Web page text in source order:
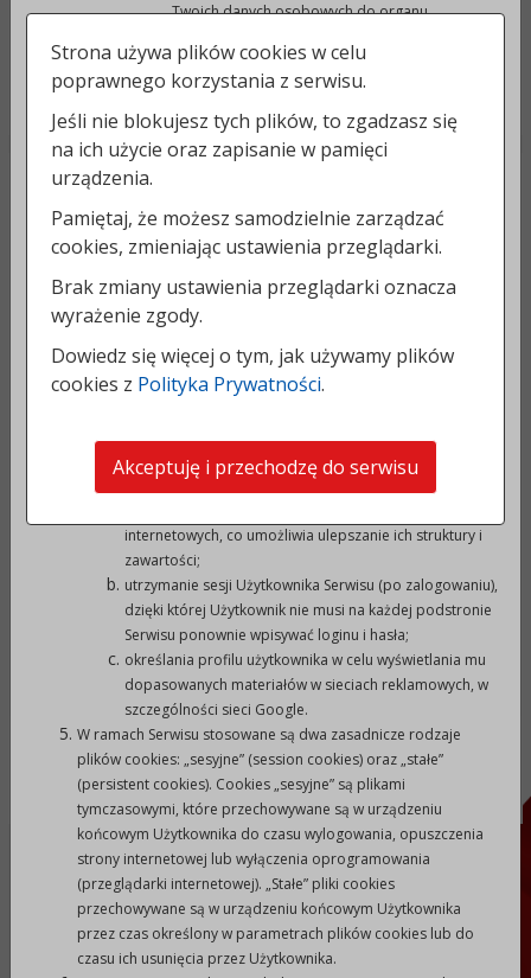
Rejestr zmian
Powrót do poprzedniej strony »
DANE ADRESOWE:
Urząd Miejski w Prudniku
ul. Kościuszki 3
KONTAKT:
77 40 66 200-202
um@prudnik.pl
strona www:prudnik.pl
INFORMACJE DODATKOWE:
NIP: 755 19 11 362
REGON: 531413188
Numer konta: 57 8905 0000 2001 0000 0215 0104
Deklaracja dostępności
Polityka prywatności
Strona używa plików cookies w celu
poprawnego korzystania z serwisu.
Jeśli nie blokujesz tych plików, to zgadzasz się
na ich użycie oraz zapisanie w pamięci
urządzenia.
Pamiętaj, że możesz samodzielnie zarządzać
cookies, zmieniając ustawienia przeglądarki.
Brak zmiany ustawienia przeglądarki oznacza
wyrażenie zgody.
Dowiedz się więcej o tym, jak używamy plików
cookies z Polityka Prywatności.
Akceptuję i przechodzę do serwisu
Twoich danych osobowych do organu
Danych Osobowych (adres: Urząd Ochrony
Danych Osobowych, ul. Stawki 2, 00-193
Warszawa).
3. Informacja o plikach cookies.
Serwis korzysta z plików cookies.
Pliki cookies (tzw. „ciasteczka”) stanowią dane informatyczne, w
szczególności pliki tekstowe, które przechowywane są w
urządzeniu końcowym Użytkownika Serwisu i przeznaczone są
do korzystania ze stron internetowych Serwisu. Cookies
zazwyczaj zawierają nazwę strony internetowej, z której
oraz unikalny numer.
Podmiotem zamieszczającym na urządzeniu końcowym
Pliki cookies wykorzystywane są w następujących celach:
tworzenia statystyk, które pomagają zrozumieć, w jaki
internetowych, co umożliwia ulepszanie ich struktury i
zawartości;
utrzymanie sesji Użytkownika Serwisu (po zalogowaniu),
dzięki której Użytkownik nie musi na każdej podstronie
Serwisu ponownie wpisywać loginu i hasła;
określania profilu użytkownika w celu wyświetlania mu
dopasowanych materiałów w sieciach reklamowych, w
szczególności sieci Google.
W ramach Serwisu stosowane są dwa zasadnicze rodzaje
plików cookies: „sesyjne” (session cookies) oraz „stałe”
(persistent cookies). Cookies „sesyjne” są plikami
tymczasowymi, które przechowywane są w urządzeniu
końcowym Użytkownika do czasu wylogowania, opuszczenia
strony internetowej lub wyłączenia oprogramowania
(przeglądarki internetowej). „Stałe” pliki cookies
przechowywane są w urządzeniu końcowym Użytkownika
przez czas określony w parametrach plików cookies lub do
czasu ich usunięcia przez Użytkownika.